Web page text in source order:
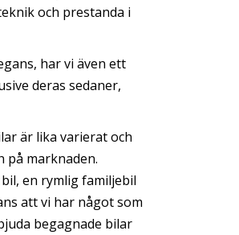
och prestanda i
har vi även ett
deras sedaner,
är lika varierat och
på marknaden.
en rymlig familjebil
att vi har något som
begagnade bilar